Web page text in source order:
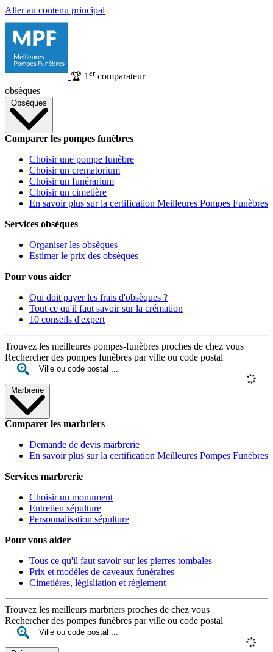
Aller au contenu principal
🏆 1 ercomparateur
obsèques
Obsèques
Comparer les pompes funèbres
Choisir une pompe funèbre
Choisir un crematorium
Choisir un funérarium
Choisir un cimetière
En savoir plus sur la certification Meilleures Pompes Funèbres
Services obsèques
Organiser les obsèques
Estimer le prix des obsèques
Pour vous aider
Qui doit payer les frais d'obsèques ?
Tout ce qu'il faut savoir sur la crémation
10 conseils d'expert
Trouvez les meilleures pompes-funèbres proches de chez vous
Rechercher des pompes funèbres par ville ou code postal
Marbrerie
Comparer les marbriers
Demande de devis marbrerie
En savoir plus sur la certification Meilleures Pompes Funèbres
Services marbrerie
Choisir un monument
Entretien sépulture
Personnalisation sépulture
Pour vous aider
Tous ce qu'il faut savoir sur les pierres tombales
Prix et modèles de caveaux funéraires
Cimetières, législiation et réglement
Trouvez les meilleurs marbriers proches de chez vous
Rechercher des pompes funèbres par ville ou code postal